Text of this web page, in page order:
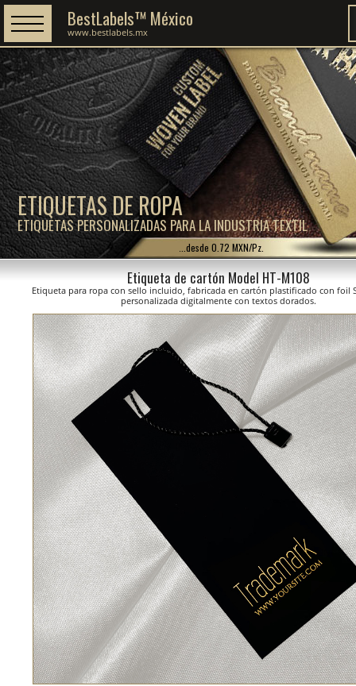
ETIQUETAS DE ROPA
ETIQUETAS PERSONALIZADAS PARA LA INDUSTRIA TEXTIL
BestLabels™ México
www.bestlabels.mx
...desde 0.72 MXN/Pz.
Etiqueta de cartón Model HT-M108
Etiqueta para ropa con sello incluido, fabricada en cartón plastificado con foil
personalizada digitalmente con textos dorados.